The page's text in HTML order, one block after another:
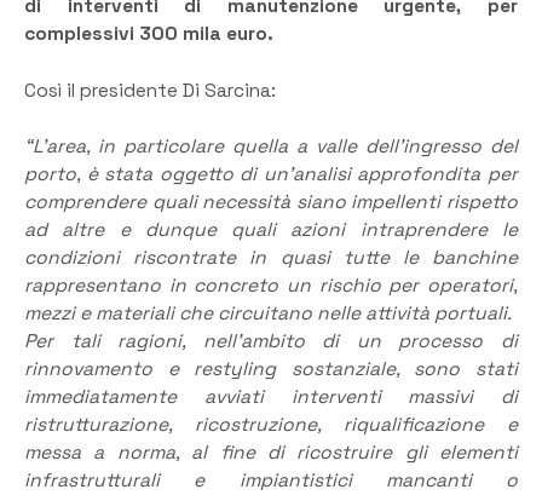
di interventi di manutenzione urgente, per
complessivi 300 mila euro.
Così il presidente Di Sarcina:
“L’area, in particolare quella a valle dell’ingresso del
porto, è stata oggetto di un’analisi approfondita per
comprendere quali necessità siano impellenti rispetto
ad altre e dunque quali azioni intraprendere le
condizioni riscontrate in quasi tutte le banchine
rappresentano in concreto un rischio per operatori,
mezzi e materiali che circuitano nelle attività portuali.
Per tali ragioni, nell’ambito di un processo di
rinnovamento e restyling sostanziale, sono stati
immediatamente avviati interventi massivi di
ristrutturazione, ricostruzione, riqualificazione e
messa a norma, al fine di ricostruire gli elementi
infrastrutturali e impiantistici mancanti o